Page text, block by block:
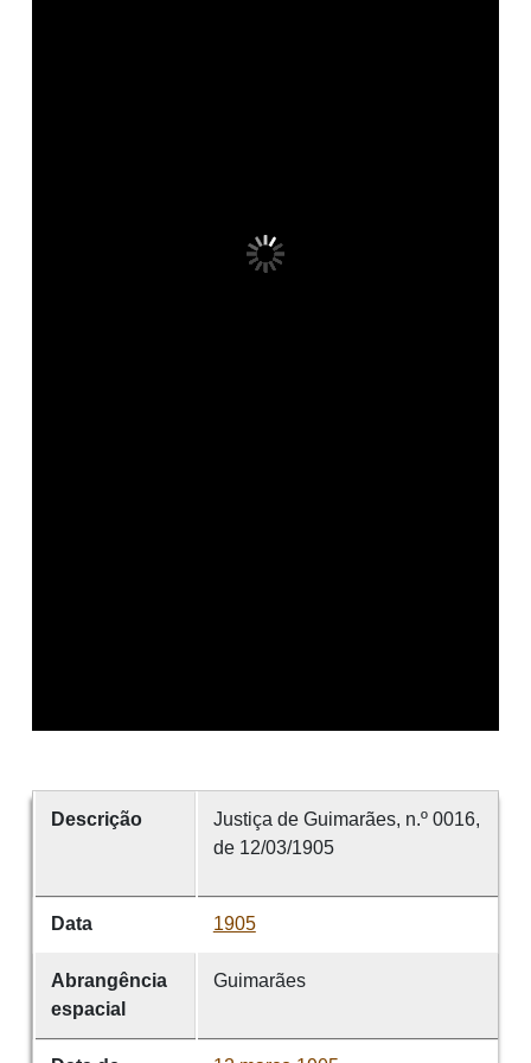
Descrição
Justiça de Guimarães, n.º 0016,
de 12/03/1905
Data 1905
Abrangência
espacial
Guimarães